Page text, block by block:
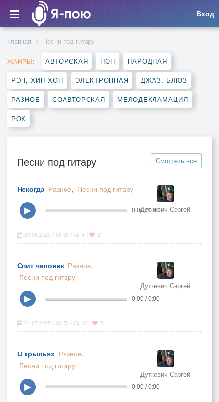
Вход
Главная Песни под гитару
ЖАНРЫ: АВТОРСКАЯ ПОП НАРОДНАЯ
РЭП, ХИП-ХОП ЭЛЕКТРОННАЯ ДЖАЗ, БЛЮЗ
РАЗНОЕ СОАВТОРСКАЯ МЕЛОДЕКЛАМАЦИЯ
РОК
Песни под гитару Смотреть все
Некогда Разное, Песни под гитару
Дуткевич Сергей
▶ 0:00 / 0:00
09.08.2025 30 4 2
Спит человек Разное,
Песни под гитару
Дуткевич Сергей
▶ 0:00 / 0:00
21.07.2025 53 13 5
О крыльях Разное,
Песни под гитару
Дуткевич Сергей
▶ 0:00 / 0:00